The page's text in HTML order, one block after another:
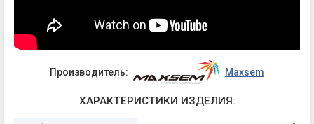
Производитель: Maxsem
ХАРАКТЕРИСТИКИ ИЗДЕЛИЯ: